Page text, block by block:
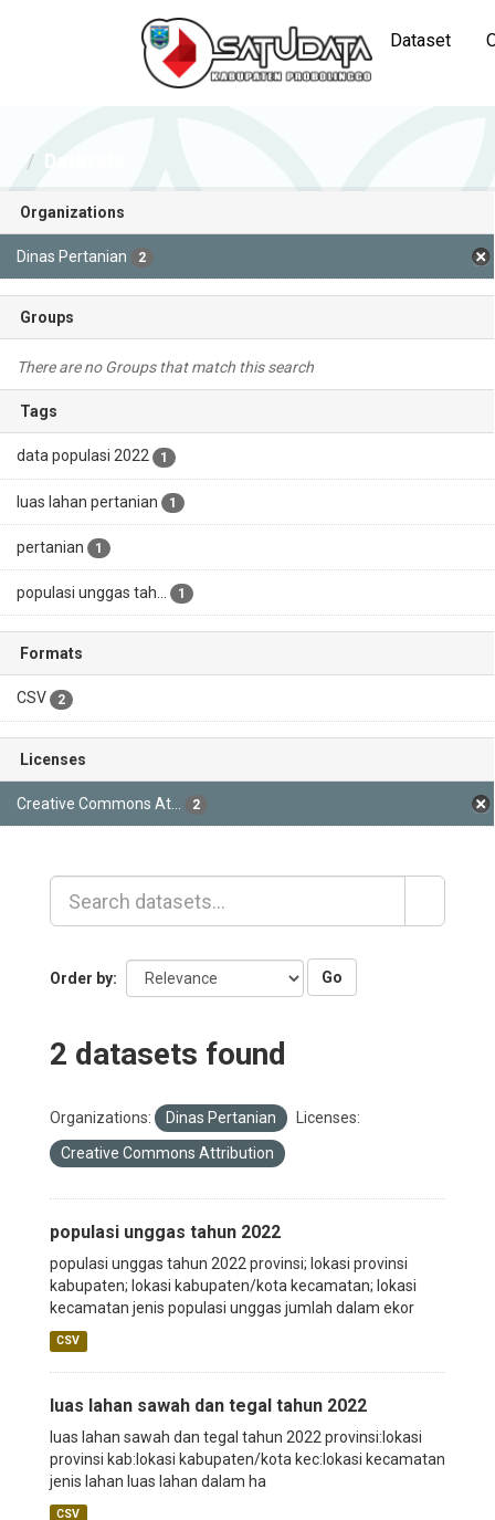
Dataset
Organizations
Dinas Pertanian 2
Groups
There are no Groups that match this search
Tags
data populasi 2022 1
luas lahan pertanian 1
pertanian 1
populasi unggas tah... 1
Formats
CSV 2
Licenses
Creative Commons At... 2
Order by Go
2 datasets found
Organizations: Dinas Pertanian
Licenses:
Creative Commons Attribution
populasi unggas tahun 2022
populasi unggas tahun 2022 provinsi; lokasi provinsi
kabupaten; lokasi kabupaten/kota kecamatan; lokasi
kecamatan jenis populasi unggas jumlah dalam ekor
CSV
luas lahan sawah dan tegal tahun 2022
luas lahan sawah dan tegal tahun 2022 provinsi:lokasi
provinsi kab:lokasi kabupaten/kota kec:lokasi kecamatan
jenis lahan luas lahan dalam ha
CSV